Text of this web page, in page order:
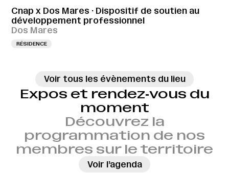
Cnap x Dos Mares · Dispositif de soutien au
développement professionnel
Dos Mares
RÉSIDENCE
Voir tous les évènements du lieu
Expos et rendez‑vous du
moment
Découvrez la
programmation de nos
membres sur le territoire
Voir l’agenda